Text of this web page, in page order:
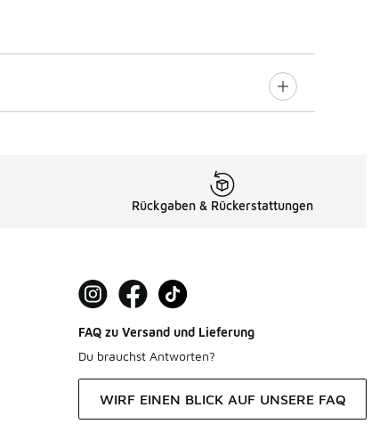
Rückgaben & Rückerstattungen
FAQ zu Versand und Lieferung
Du brauchst Antworten?
WIRF EINEN BLICK AUF UNSERE FAQ